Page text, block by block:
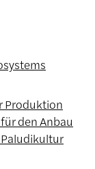
Produktion
den Anbau